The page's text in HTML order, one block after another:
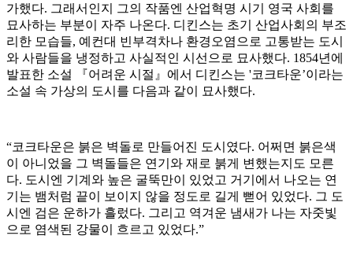
가했다. 그래서인지 그의 작품엔 산업혁명 시기 영국 사회를
묘사하는 부분이 자주 나온다. 디킨스는 초기 산업사회의 부조
리한 모습들, 예컨대 빈부격차나 환경오염으로 고통받는 도시
와 사람들을 냉정하고 사실적인 시선으로 묘사했다. 1854년에
발표한 소설 『어려운 시절』에서 디킨스는 '코크타운’이라는
소설 속 가상의 도시를 다음과 같이 묘사했다.
“코크타운은 붉은 벽돌로 만들어진 도시였다. 어쩌면 붉은색
이 아니었을 그 벽돌들은 연기와 재로 붉게 변했는지도 모른
다. 도시엔 기계와 높은 굴뚝만이 있었고 거기에서 나오는 연
기는 뱀처럼 끝이 보이지 않을 정도로 길게 뻗어 있었다. 그 도
시엔 검은 운하가 흘렀다. 그리고 역겨운 냄새가 나는 자줏빛
으로 염색된 강물이 흐르고 있었다.”